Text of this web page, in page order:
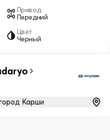
Привод
Передний
Цвет
Черный
Карши